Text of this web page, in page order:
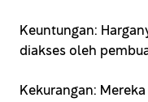
Keuntungan:
diakses oleh
Kekurangan: